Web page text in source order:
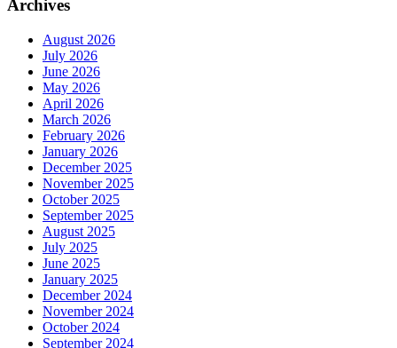
Archives
August 2026
July 2026
June 2026
May 2026
April 2026
March 2026
February 2026
January 2026
December 2025
November 2025
October 2025
September 2025
August 2025
July 2025
June 2025
January 2025
December 2024
November 2024
October 2024
September 2024